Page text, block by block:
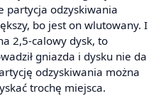
partycja odzyskiwania
bo jest on wlutowany. I
2,5-calowy dysk, to
gniazda i dysku nie da
odzyskiwania można
trochę miejsca.